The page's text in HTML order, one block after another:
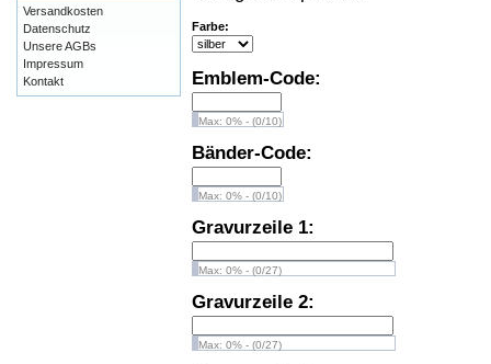
Farbe:
Emblem-Code:
Max: 0% - (0/10)
Bänder-Code:
Max: 0% - (0/10)
Gravurzeile 1:
Max: 0% - (0/27)
Gravurzeile 2:
Max: 0% - (0/27)
Versandkosten
Datenschutz
Unsere AGBs
Impressum
Kontakt